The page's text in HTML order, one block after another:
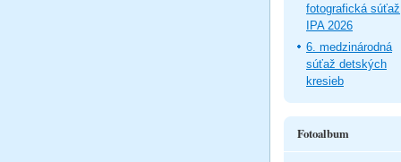
fotografická súťaž
IPA 2026
6. medzinárodná
súťaž detských
kresieb
Fotoalbum